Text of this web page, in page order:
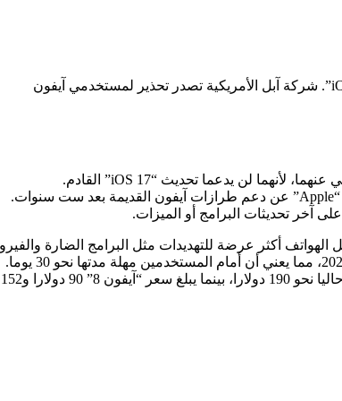
الهواتف أكثر عرضة للتهديدات مثل البرامج الضارة
“آيفون 8 بلس”.